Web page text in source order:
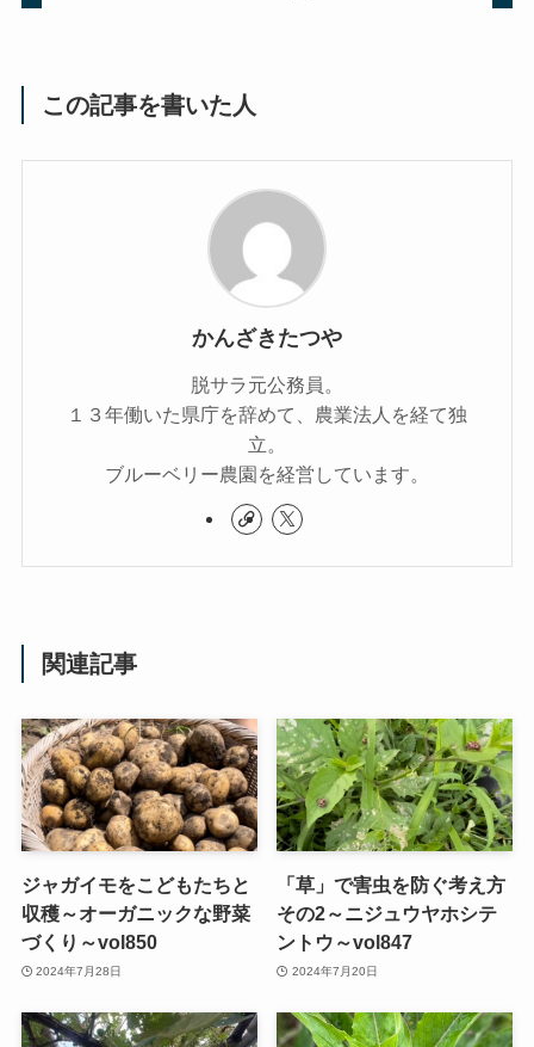
この記事を書いた人
かんざきたつや
脱サラ元公務員。
１３年働いた県庁を辞めて、農業法人を経て独
立。
ブルーベリー農園を経営しています。
関連記事
ジャガイモをこどもたちと
収穫～オーガニックな野菜
づくり～vol850
2024年7月28日
「草」で害虫を防ぐ考え方
その2～ニジュウヤホシテ
ントウ～vol847
2024年7月20日